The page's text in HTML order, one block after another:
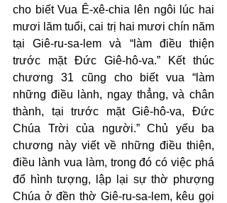
cho biết Vua Ê-xê-chia lên ngôi lúc hai
mươi lăm tuổi, cai trị hai mươi chín năm
tại Giê-ru-sa-lem và “làm điều thiện
trước mặt Đức Giê-hô-va.” Kết thúc
chương 31 cũng cho biết vua “làm
những điều lành, ngay thẳng, và chân
thành, tại trước mặt Giê-hô-va, Đức
Chúa Trời của người.” Chủ yếu ba
chương này viết về những điều thiện,
điều lành vua làm, trong đó có việc phá
đổ hình tượng, lập lại sự thờ phượng
Chúa ở đền thờ Giê-ru-sa-lem, kêu gọi